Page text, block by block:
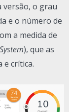
versão, o grau
e o número de
a medida de
), que as
e crítica.